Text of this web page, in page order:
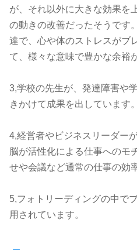
が、それ以外に大きな効果を
の動きの改善だったそうです
達で、心や体のストレスがブ
て、様々な意味で豊かな余裕
3,学校の先生が、発達障害や
きかけて成果を出しています。
4,経営者やビジネスリーダー
脳が活性化による仕事へのモ
せや会議など通常の仕事の効
5,フォトリーディングの中で
用されています。